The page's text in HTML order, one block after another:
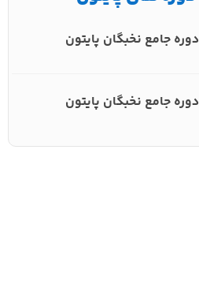
دوره جامع نخبگان پایتون
دوره جامع نخبگان پایتون